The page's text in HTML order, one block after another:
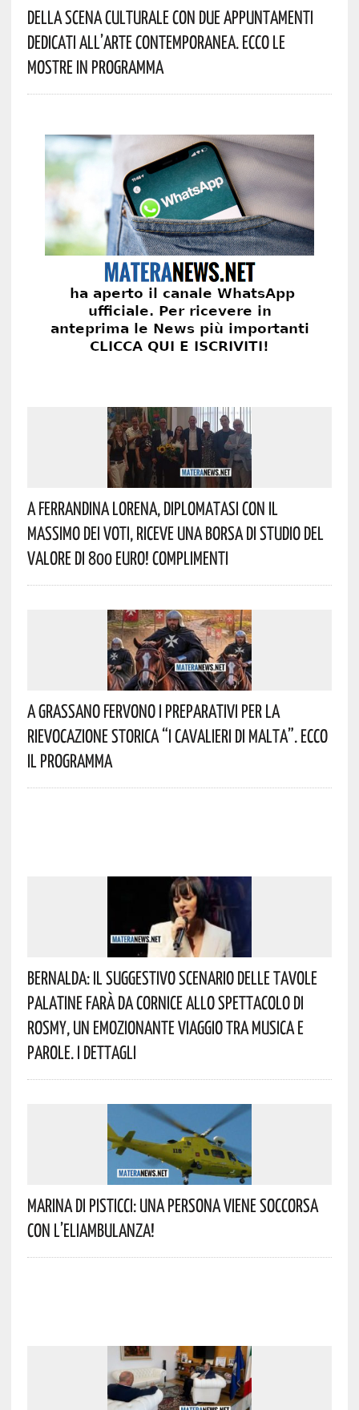
Della Scena Culturale Con Due Appuntamenti
Dedicati All’arte Contemporanea. Ecco Le
Mostre In Programma
A Ferrandina Lorena, Diplomatasi Con Il
Massimo Dei Voti, Riceve Una Borsa Di Studio Del
Valore Di 800 Euro! Complimenti
A Grassano Fervono I Preparativi Per La
Rievocazione Storica “I CAVALIERI DI MALTA”. Ecco
Il Programma
Bernalda: Il Suggestivo Scenario Delle Tavole
Palatine Farà Da Cornice Allo Spettacolo Di
Rosmy, Un Emozionante Viaggio Tra Musica E
Parole. I Dettagli
Marina Di Pisticci: Una Persona Viene Soccorsa
Con L’eliambulanza!